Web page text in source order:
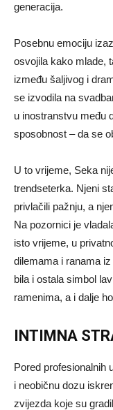
generacija.
Posebnu emociju
osvojila kako mlade,
između šaljivog i
se izvodila na
u inostranstvu među
sposobnost – da se
U to vrijeme, Seka
trendseterka. Njeni
privlačili pažnju, a
Na pozornici je
isto vrijeme, u
dilemama i ranama
bila i ostala simbol
ramenima, a i dalje
INTIMNA
Pored profesionalnih
i neobičnu dozu
zvijezda koje su